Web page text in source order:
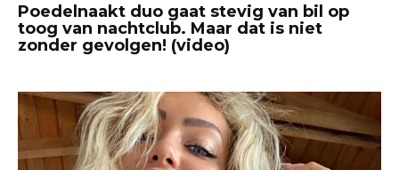
Poedelnaakt duo gaat stevig van bil op
toog van nachtclub. Maar dat is niet
zonder gevolgen! (video)